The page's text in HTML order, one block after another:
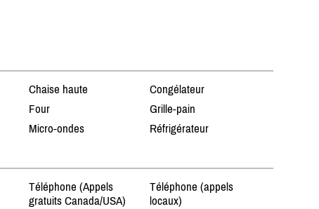
Chaise haute
Congélateur
Four
Grille-pain
Micro-ondes
Réfrigérateur
Téléphone (Appels
gratuits Canada/USA)
Téléphone (appels
locaux)